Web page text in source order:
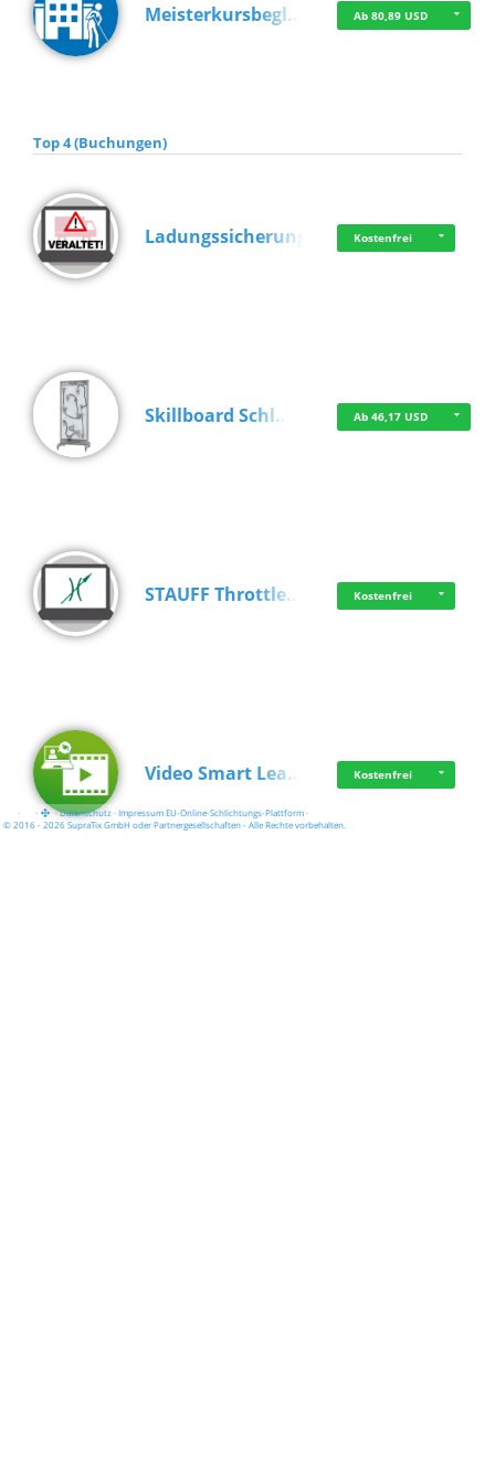
Meisterkursbegl… Ab 80,89 USD
Top 4 (Buchungen)
Ladungssicherung Kostenfrei
Skillboard Schl… Ab 46,17 USD
STAUFF Throttle… Kostenfrei
Video Smart Lea… Kostenfrei
· · ·Datenschutz·Impressum EU-Online-Schlichtungs-Plattform·
© 2016 - 2026 SupraTix GmbH oder Partnergesellschaften - Alle Rechte vorbehalten.